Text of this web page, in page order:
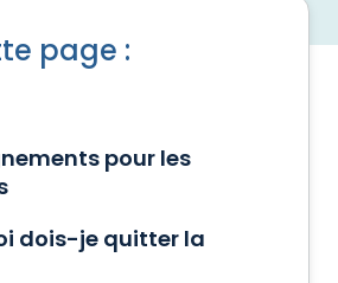
page :
pour les
dois-je quitter la